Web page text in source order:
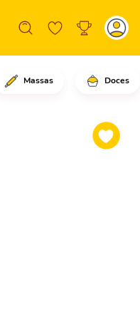
Massas Doces
batatas, as